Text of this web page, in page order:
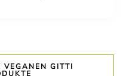
GITTI